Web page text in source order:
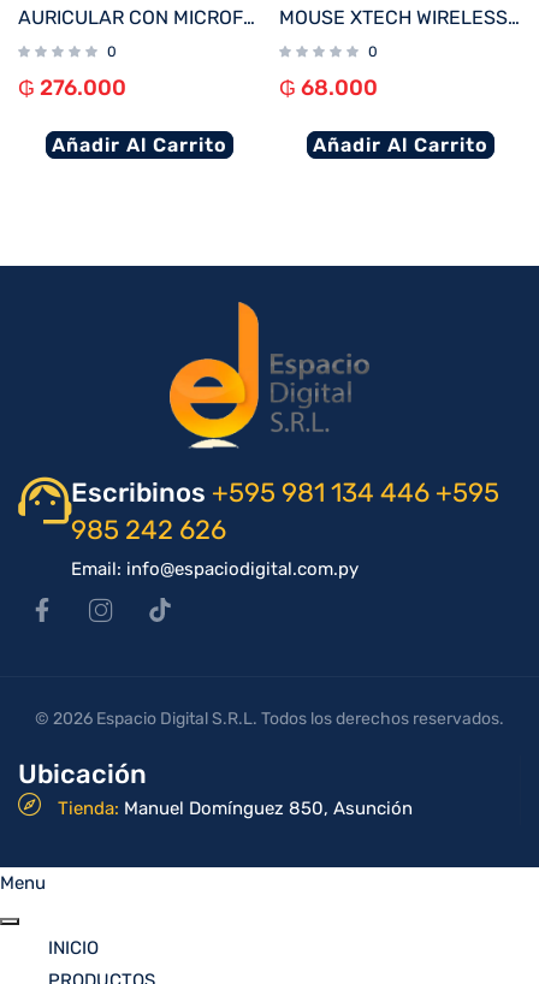
AURICULAR CON MICROFONO KLIP KCH-905 CRYSTALCOM PRO C/BASE WIRELESS/BT/1JACK NEGRO
0
₲ 276.000
Añadir Al Carrito
MOUSE XTECH WIRELESS XTM-D340MK MICKEY MOUSE XTECH 1600DPI/4 BOT/ROJO
0
₲ 68.000
Añadir Al Carrito
Escribinos +595 981 134 446 +595
985 242 626
Email: info@espaciodigital.com.py
Ubicación
Tienda: Manuel Domínguez 850, Asunción
© 2026 Espacio Digital S.R.L. Todos los derechos reservados.
Menu
INICIO